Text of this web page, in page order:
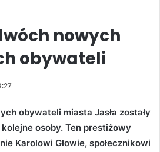
nowych
obywateli
obywateli miasta Jasła zostały
osoby. Ten prestiżowy
Karolowi Głowie, społecznikowi